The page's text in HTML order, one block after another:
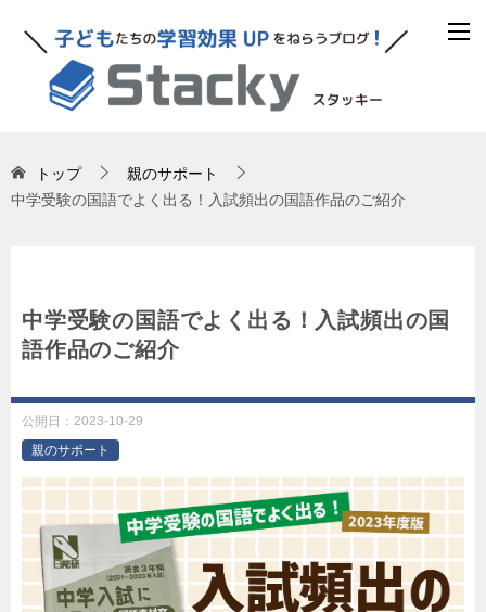
トップ
親のサポート
中学受験の国語でよく出る！入試頻出の国語作品のご紹介
中学受験の国語でよく出る！入試頻出の国
語作品のご紹介
公開日： 2023-10-29
親のサポート